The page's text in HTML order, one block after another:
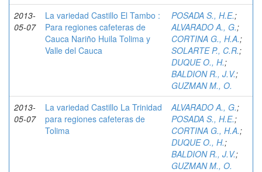
2013-
05-07
La variedad Castillo El Tambo :
Para regiones cafeteras de
Cauca Nariño Huila Tolima y
Valle del Cauca
POSADA S., H.E.;
ALVARADO A., G.;
CORTINA G., H.A.;
SOLARTE P., C.R.;
DUQUE O., H.;
BALDION R., J.V.;
GUZMAN M., O.
2013-
05-07
La variedad Castillo La Trinidad
para regiones cafeteras de
Tolima
ALVARADO A., G.;
POSADA S., H.E.;
CORTINA G., H.A.;
DUQUE O., H.;
BALDION R., J.V.;
GUZMAN M., O.